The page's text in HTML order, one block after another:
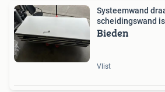
Systeemwand
scheidingswand
Bieden
Vlist